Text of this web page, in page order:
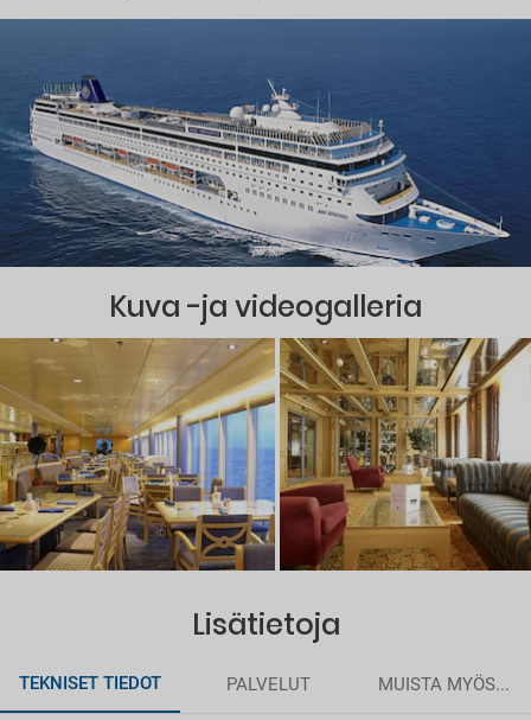
Kuva -ja videogalleria
Lisätietoja
TEKNISET TIEDOT PALVELUT MUISTA MYÖS...